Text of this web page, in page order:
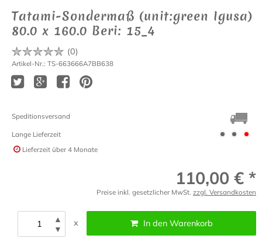
Tatami-Sondermaß (unit:green Igusa)
80.0 x 160.0 Beri: 15_4
(0)
Artikel-Nr.: TS-663666A7BB638
Speditionsversand
Lange Lieferzeit
Lieferzeit über 4 Monate
110,00 € *
Preise inkl. gesetzlicher MwSt. zzgl. Versandkosten
▲
▼
x In den Warenkorb